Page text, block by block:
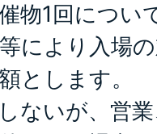
物1回につい
により入場
とします。
ないが、営